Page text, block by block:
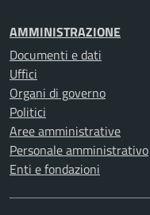
AMMINISTRAZIONE
Documenti e dati
Uffici
Organi di governo
Politici
Aree amministrative
Personale amministrativo
Enti e fondazioni